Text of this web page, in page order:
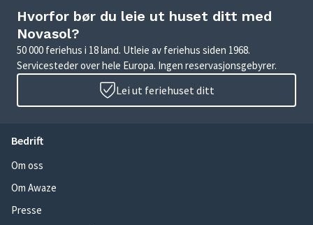
Hvorfor bør du leie ut huset ditt med
Novasol?
50 000 feriehus i 18 land. Utleie av feriehus siden 1968.
Servicesteder over hele Europa. Ingen reservasjonsgebyrer.
Lei ut feriehuset ditt
Bedrift
Om oss
Om Awaze
Presse